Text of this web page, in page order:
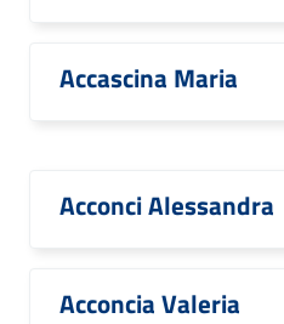
Accascina Maria
Acconci Alessandra
Acconcia Valeria